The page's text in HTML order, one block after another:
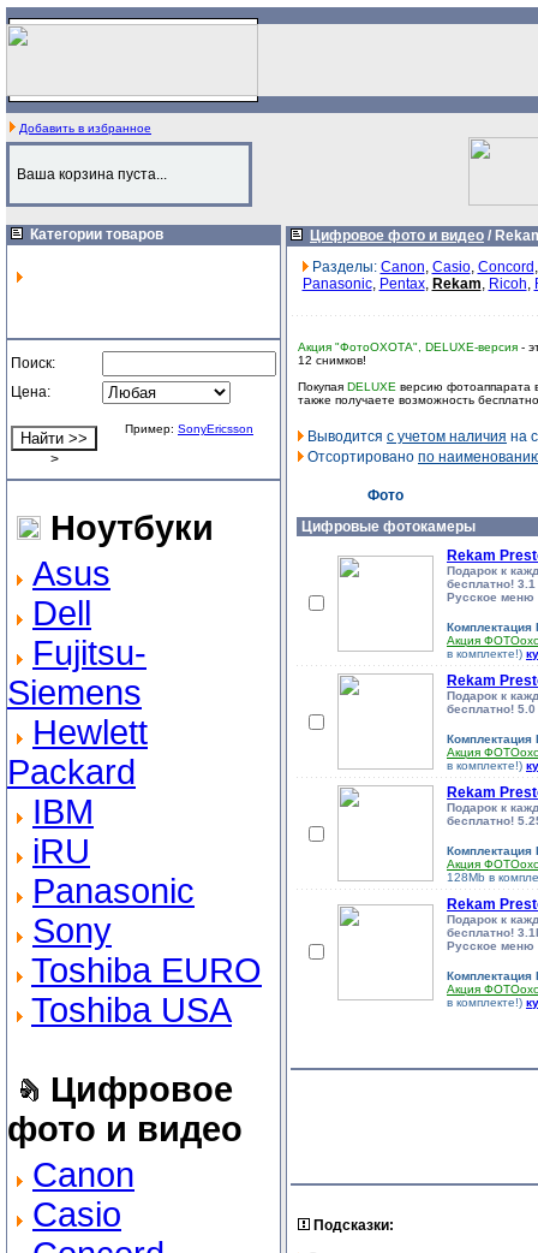
Добавить в избранное
Ваша корзина пуста...
Категории товаров
Поиск:
Цена:
>
Пример: SonyEricsson
Ноутбуки
Asus
Dell
Fujitsu-
Siemens
Hewlett
Packard
IBM
iRU
Panasonic
Sony
Toshiba EURO
Toshiba USA
Цифровое
фото и видео
Canon
Casio
Цифровое фото и видео /
Разделы: Canon, Casio, Concord
Panasonic, Pentax, Rekam, Ricoh,
Акция "ФотоОХОТА", DELUXE-версия -
12 снимков!
Покупая DELUXE версию фотоаппарата
также получаете возможность
Выводится с учетом наличия на
Отсортировано по
Фото
Цифровые фотокамеры
Rekam
Подарок к
бесплатно!
Русское меню
Комплектация
Акция
в комплекте!)
Rekam
Подарок к
бесплатно!
Комплектация
Акция
в комплекте!)
Rekam
Подарок к
бесплатно!
Комплектация
Акция
128Mb в
Rekam
Подарок к
бесплатно!
Русское меню
Комплектация
Акция
в комплекте!)
Подсказки: